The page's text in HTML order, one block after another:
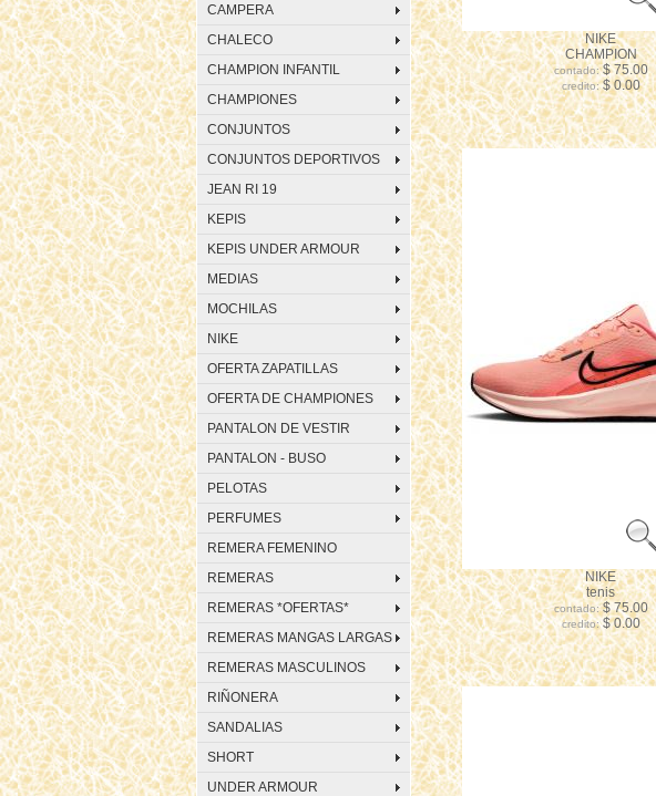
CAMPERA
CHALECO
CHAMPION INFANTIL
CHAMPIONES
CONJUNTOS
CONJUNTOS DEPORTIVOS
JEAN RI 19
KEPIS
KEPIS UNDER ARMOUR
MEDIAS
MOCHILAS
NIKE
OFERTA ZAPATILLAS
OFERTA DE CHAMPIONES
PANTALON DE VESTIR
PANTALON - BUSO
PELOTAS
PERFUMES
REMERA FEMENINO
REMERAS
REMERAS *OFERTAS*
REMERAS MANGAS LARGAS
REMERAS MASCULINOS
RIÑONERA
SANDALIAS
SHORT
UNDER ARMOUR
NIKE
CHAMPION
contado:$ 75.00
credito:$ 0.00
NIKE
tenis
contado:$ 75.00
credito:$ 0.00